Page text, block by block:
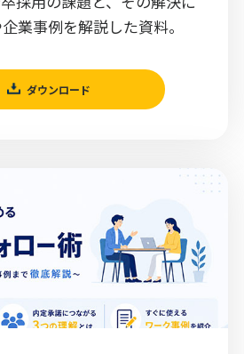
業事例を解説した資料。
ダウンロード